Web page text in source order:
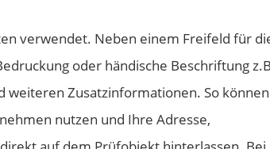
verwendet. Neben einem Freifeld für
oder händische Beschriftung
Zusatzinformationen. So können
nutzen und Ihre Adresse,